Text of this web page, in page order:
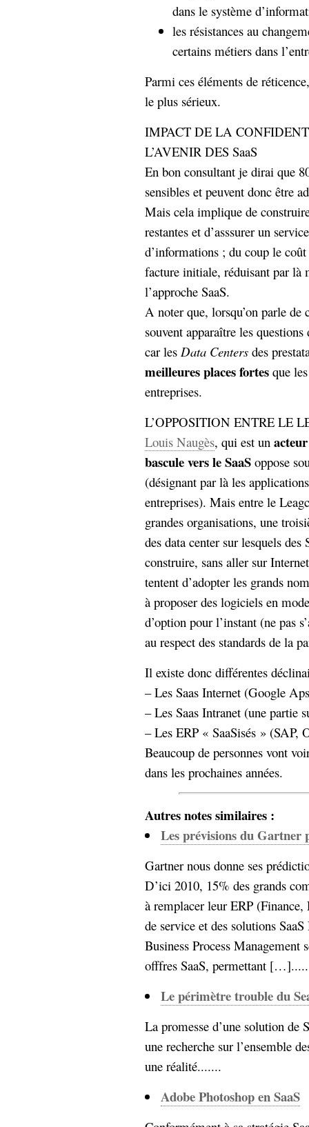
dans le système
les résistances au
certains métiers dans
Parmi ces éléments de
le plus sérieux.
IMPACT DE LA
L’AVENIR DES SaaS
En bon consultant je dirai que
sensibles et peuvent donc être
Mais cela implique de
restantes et d’asssurer un
d’informations ; du coup le
facture initiale, réduisant par là
l’approche SaaS.
A noter que, lorsqu’on parle
souvent apparaître les
car les Data Centers des
meilleures places fortes que
entreprises.
L’OPPOSITION ENTRE LE
Louis Naugès, qui est un
bascule vers le SaaS oppose
(désignant par là les
entreprises). Mais entre le
grandes organisations, une
des data center sur lesquels des
construire, sans aller sur
tentent d’adopter les grands
à proposer des logiciels en
d’option pour l’instant (ne pas
au respect des standards de la
Il existe donc différentes
– Les Saas Internet (Google
– Les Saas Intranet (une partie
– Les ERP « SaaSisés » (SAP,
Beaucoup de personnes vont
dans les prochaines années.
Autres notes similaires :
Les prévisions du Gartner
Gartner nous donne ses
D’ici 2010, 15% des grands
à remplacer leur ERP
de service et des solutions
Business Process Management
offfres SaaS, permettant
Le périmètre trouble du
La promesse d’une solution de
une recherche sur l’ensemble
une réalité.......
Adobe Photoshop en SaaS